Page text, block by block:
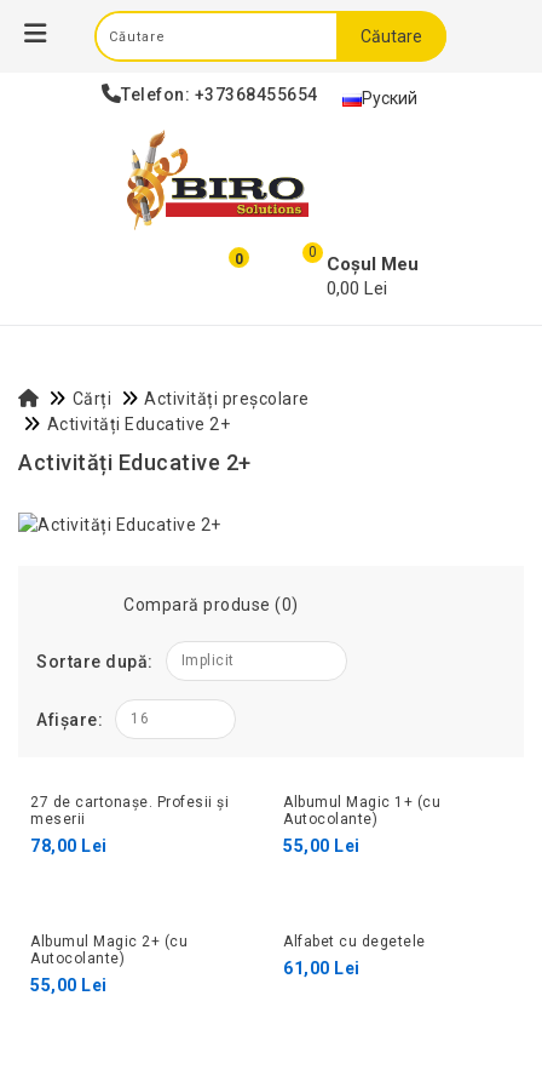
Telefon: +37368455654 Руский
Căutare
0 0
Coșul Meu
0,00 Lei
Cărți
Activități preșcolare
Activități Educative 2+
Activități Educative 2+
Compară produse (0)
Sortare după: Implicit
Afișare: 16
27 de cartonașe. Profesii și
meserii
78,00 Lei
Albumul Magic 1+ (cu
Autocolante)
55,00 Lei
Albumul Magic 2+ (cu
Autocolante)
55,00 Lei
Alfabet cu degetele
61,00 Lei